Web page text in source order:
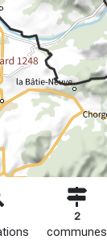
2
communes